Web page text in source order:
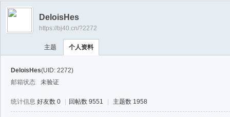
›
DeloisHes
https://bj40.cn/?2272
主题 个人资料
DeloisHes(UID: 2272)
邮箱状态
未验证
统计信息 好友数 0 回帖数 9551 主题数 1958